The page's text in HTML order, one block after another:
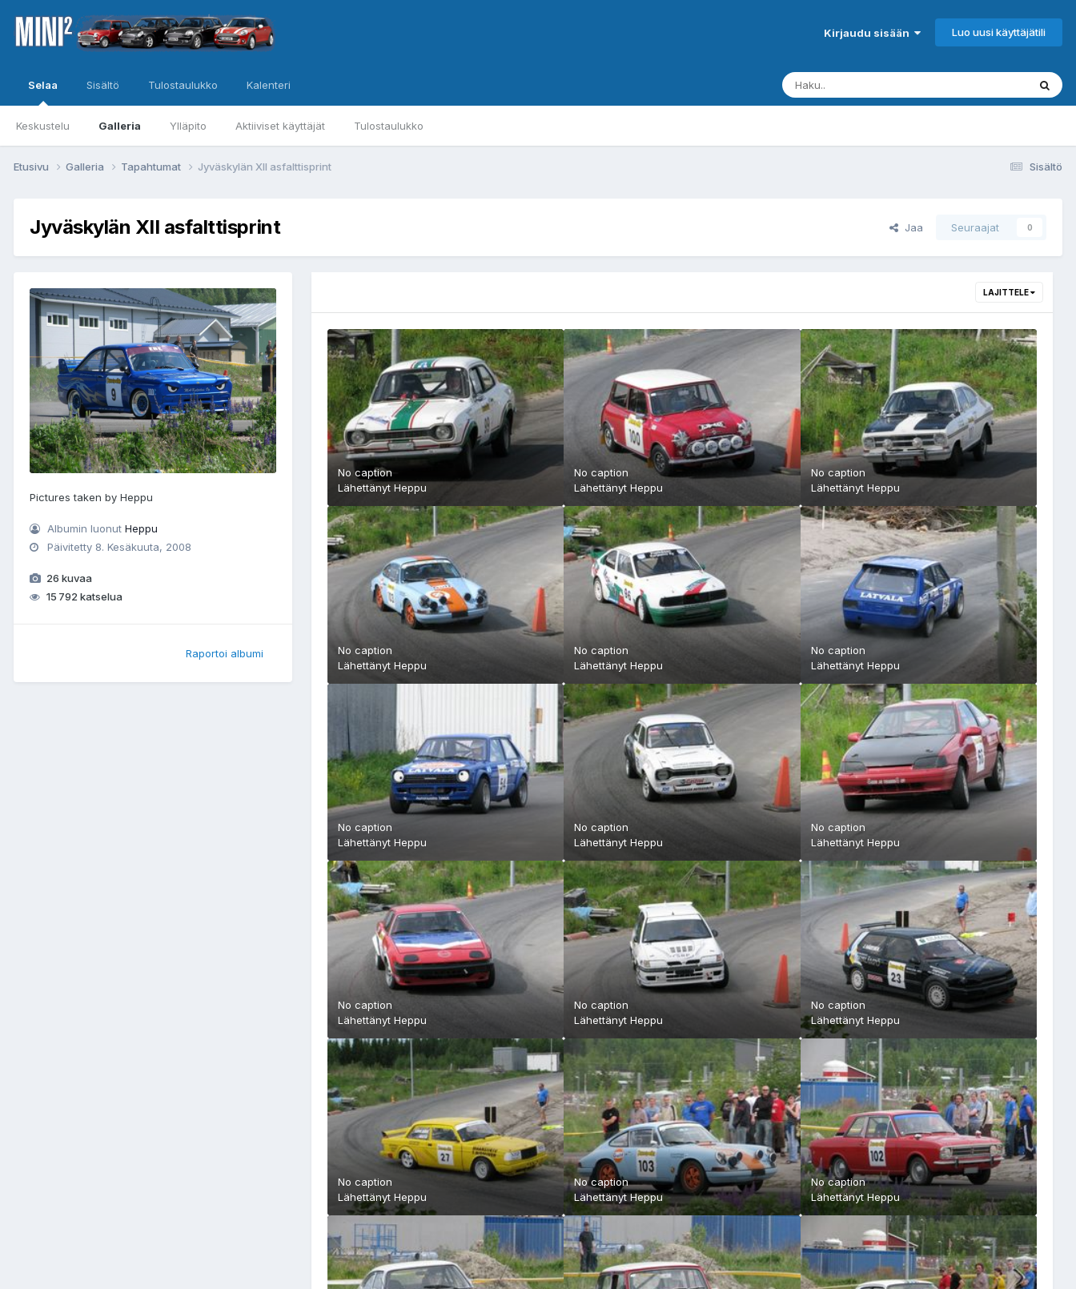
Kirjaudu sisään Luo uusi käyttäjätili
Selaa
Keskustelu Galleria Ylläpito Aktiiviset käyttäjät Tulostaulukko
Sisältö Tulostaulukko Kalenteri
Sisältö
Etusivu Galleria Tapahtumat Jyväskylän XII asfalttisprint
Jyväskylän XII asfalttisprint Jaa Seuraajat 0
Pictures taken by Heppu
Albumin luonutHeppu
Päivitetty 8. Kesäkuuta, 2008
26 kuvaa
15 792 katselua
Raportoi albumi
LAJITTELE
No caption
Lähettänyt Heppu
No caption
LähettänytHeppu
No caption
Lähettänyt Heppu
No caption
Lähettänyt Heppu
No caption
LähettänytHeppu
No caption
Lähettänyt Heppu
No caption
Lähettänyt Heppu
No caption
LähettänytHeppu
No caption
Lähettänyt Heppu
No caption
Lähettänyt Heppu
No caption
LähettänytHeppu
No caption
Lähettänyt Heppu
No caption
Lähettänyt Heppu
No caption
LähettänytHeppu
No caption
LähettänytHeppu